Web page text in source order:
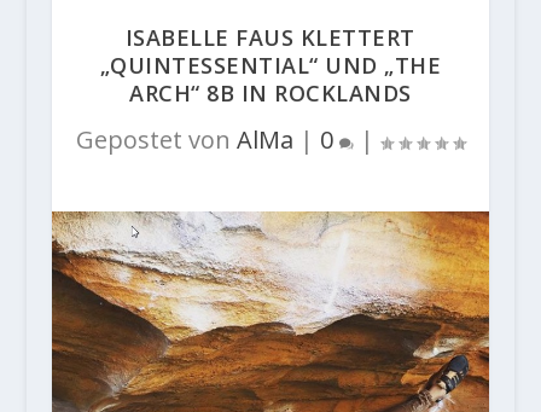
ISABELLE FAUS KLETTERT
„QUINTESSENTIAL“ UND „THE
ARCH“ 8B IN ROCKLANDS
Gepostet von AlMa | 0 |